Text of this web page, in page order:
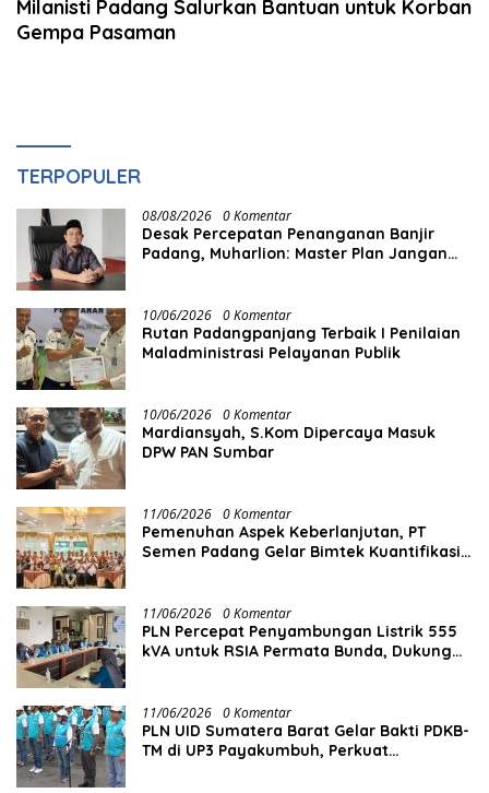
Milanisti Padang Salurkan Bantuan untuk Korban
Gempa Pasaman
TERPOPULER
08/08/2026 0 Komentar
Desak Percepatan Penanganan Banjir
Padang, Muharlion: Master Plan Jangan
10/06/2026 0 Komentar
Rutan Padangpanjang Terbaik I Penilaian
Maladministrasi Pelayanan Publik
10/06/2026 0 Komentar
Mardiansyah, S.Kom Dipercaya Masuk
DPW PAN Sumbar
11/06/2026 0 Komentar
Pemenuhan Aspek Keberlanjutan, PT
Semen Padang Gelar Bimtek Kuantifikasi
11/06/2026 0 Komentar
PLN Percepat Penyambungan Listrik 555
kVA untuk RSIA Permata Bunda, Dukung
11/06/2026 0 Komentar
PLN UID Sumatera Barat Gelar Bakti PDKB-
TM di UP3 Payakumbuh, Perkuat